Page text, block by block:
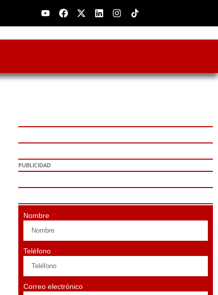
YoutubeFacebook
X-
twitter
LinkedinInstagram
PUBLICIDAD
Nombre
Teléfono
Correo electrónico